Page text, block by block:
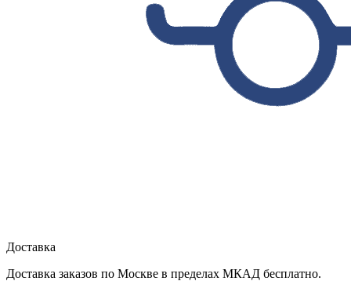
Доставка
Доставка заказов по Москве в пределах МКАД бесплатно.